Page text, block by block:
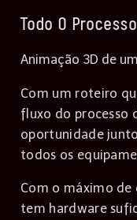
Todo O Processo
Animação 3D de
Com um roteiro
fluxo do processo
oportunidade
todos os
Com o máximo de
tem hardware